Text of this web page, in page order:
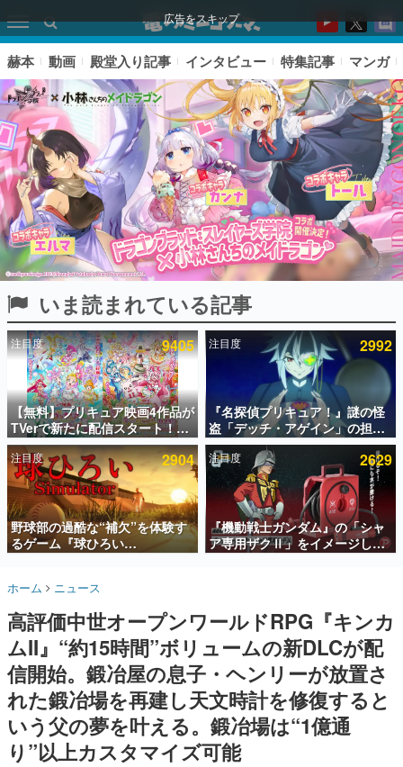
広告をスキップ
ピックアップ
電ファミのいま読まれている記事ランキング
アプリセール情報
インタビュー
連載・特集一覧
殿堂入り記事
SNS拡散数が数千以上！ ページビュー数万以上！ などな
ど。多くの人々に読まれた、電ファミ渾身の“殿堂入り”記
事をまとめました。
名作ゲームクリエイターの方々に製作時のエピソードをお
きます。
赫本
この物語を解いてはいけない。『赫本』は、〈試験問題〉
の形をした短編ホラー小説集です。
新世代に訊く
これからのデジタルゲーム市場を担う若きクリエイター達
の姿を追い、彼らのルーツと情熱を探っていきます。
赫本 動画 殿堂入り記事 インタビュー 特集記事 マンガ
いま読まれている記事
注目度 9405
【無料】プリキュア映画4作品が
TVerで新たに配信スタート！な
んと2018年～2024年の映画ほぼ
すべてが見放題に、ぶっちゃけ
ありえないラインナップ
注目度 2992
『名探偵プリキュア！』謎の怪
盗「デッチ・アゲイン」の担当
キャストは天﨑滉平さんと判
明。『Re:ゼロから始める異世
界生活』オットー役、『ヒプノ
シスマイク』山田三郎役など
注目度 2904
野球部の過酷な“補欠”を体験す
るゲーム『球ひろい
Simulator』が「1件」のウィッ
対応しSNSで話題に。『キング
ダム・カム』開発元やチェコの
プロ野球選手から称賛の声
注目度 2629
『機動戦士ガンダム』の「シャ
ア専用ザクⅡ」をイメージした
散水ホースリールが予約開始。
ホーム ニュース
高評価中世オープンワールドRPG『キンカ
ムII』“約15時間”ボリュームの新DLCが配
信開始。鍛冶屋の息子・ヘンリーが放置さ
れた鍛冶場を再建し天文時計を修復すると
いう父の夢を叶える。鍛冶場は“1億通
り”以上カスタマイズ可能